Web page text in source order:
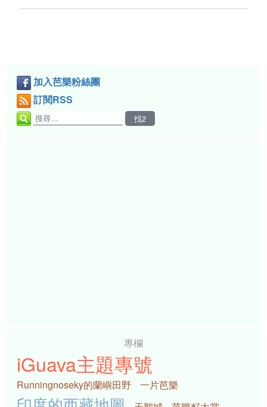
加入芭樂粉絲團
訂閱RSS
專欄
iGuava主題專號
Runningnoseky的蘭嶼田野 一片芭樂